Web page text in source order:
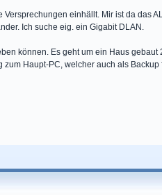
einhällt. Mir ist da das
Ich suche eig. ein Gigabit DLAN.
können. Es geht um ein Haus gebaut
Haupt-PC, welcher auch als Backup